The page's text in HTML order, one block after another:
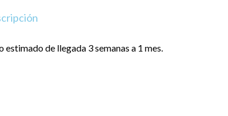
de llegada 3 semanas a 1 mes.